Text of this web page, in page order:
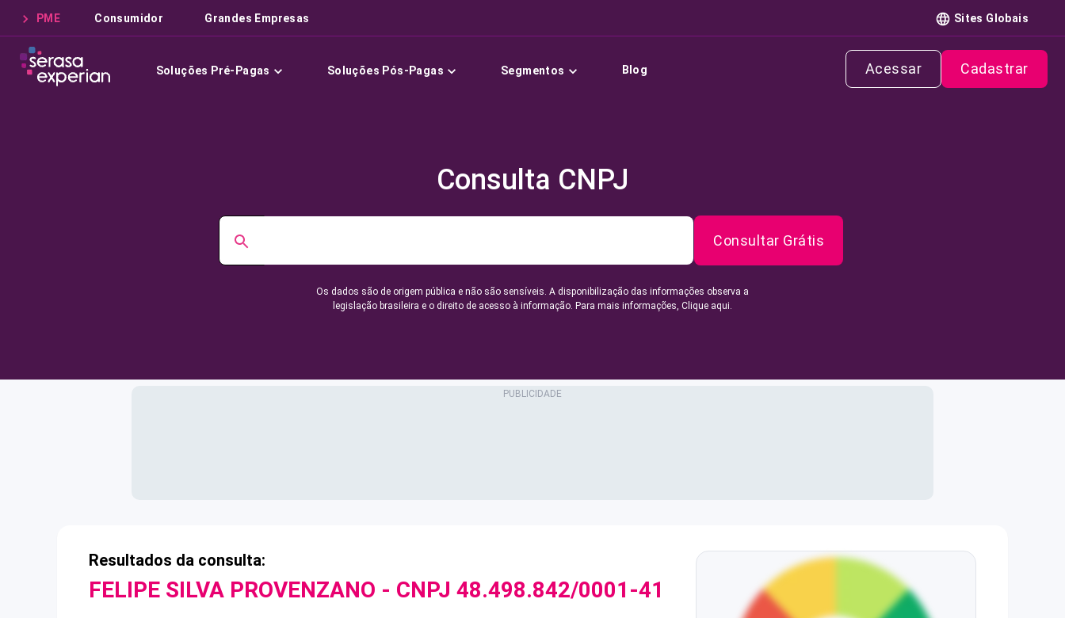
PME Consumidor Grandes Empresas Sites Globais
Soluções Pré-Pagas Soluções Pós-Pagas Segmentos Blog Acessar Cadastrar
Consulta CNPJ
Consultar Grátis
Os dados são de origem pública e não são sensíveis. A disponibilização das informações observa a
legislação brasileira e o direito de acesso à informação. Para mais informações, Clique aqui.
Resultados da consulta:
FELIPE SILVA PROVENZANO - CNPJ 48.498.842/0001-41